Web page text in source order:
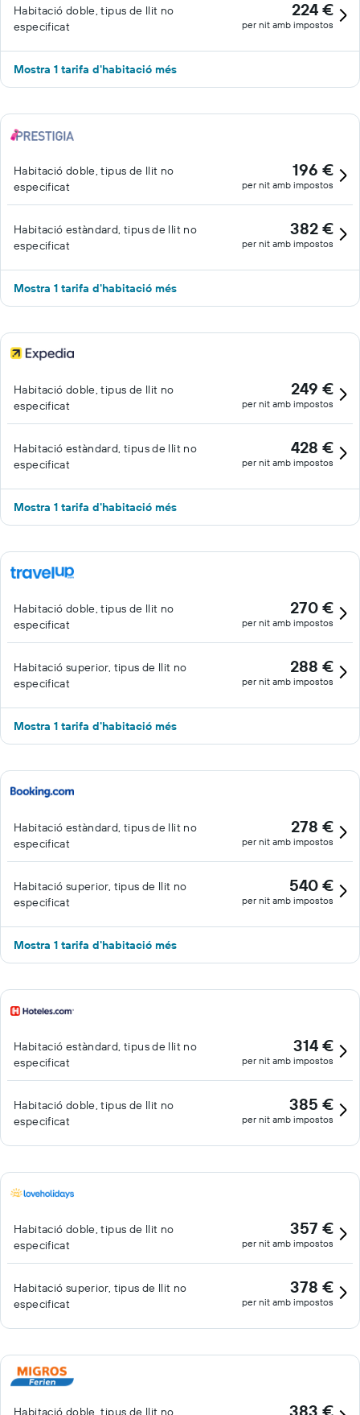
Habitació doble, tipus de llit no
especificat
224 €
per nit amb impostos
Mostra 1 tarifa d'habitació més
Habitació doble, tipus de llit no
especificat
196 €
per nit amb impostos
Habitació estàndard, tipus de llit no
especificat
382 €
per nit amb impostos
Mostra 1 tarifa d'habitació més
Habitació doble, tipus de llit no
especificat
249 €
per nit amb impostos
Habitació estàndard, tipus de llit no
especificat
428 €
per nit amb impostos
Mostra 1 tarifa d'habitació més
Habitació doble, tipus de llit no
especificat
270 €
per nit amb impostos
Habitació superior, tipus de llit no
especificat
288 €
per nit amb impostos
Mostra 1 tarifa d'habitació més
Habitació estàndard, tipus de llit no
especificat
278 €
per nit amb impostos
Habitació superior, tipus de llit no
especificat
540 €
per nit amb impostos
Mostra 1 tarifa d'habitació més
Habitació estàndard, tipus de llit no
especificat
314 €
per nit amb impostos
Habitació doble, tipus de llit no
especificat
385 €
per nit amb impostos
Habitació doble, tipus de llit no
especificat
357 €
per nit amb impostos
Habitació superior, tipus de llit no
especificat
378 €
per nit amb impostos
Habitació doble, tipus de llit no
383 €